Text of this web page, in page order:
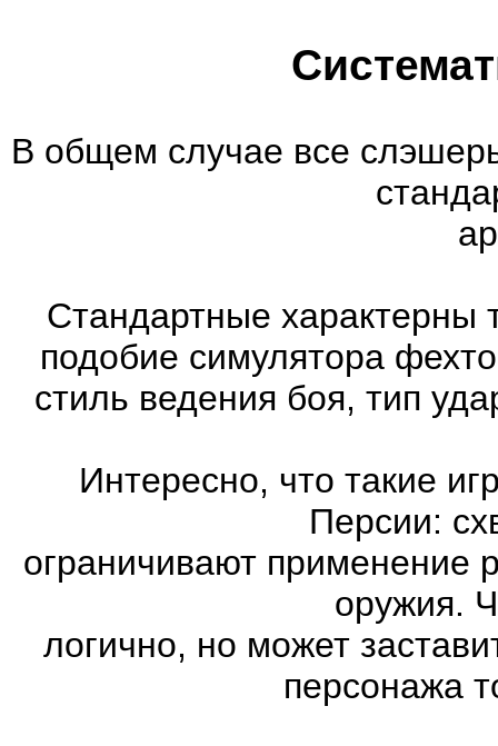
В общем случае все
Стандартные характерны
подобие симулятора
стиль ведения боя, тип
Интересно, что такие
Персии:
ограничивают
оружия.
логично, но может
персонажа